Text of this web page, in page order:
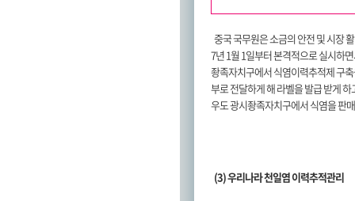
중국 국무원은 소금의 안전 및 시장
7년 1월 1일부터 본격적으로 실시하
좡족자치구에서 식염이력추적제 구
부로 전달하게 해 라벨을 발급 받게
우도 광시좡족자치구에서 식염을 판
(3) 우리나라 천일염 이력추적관리